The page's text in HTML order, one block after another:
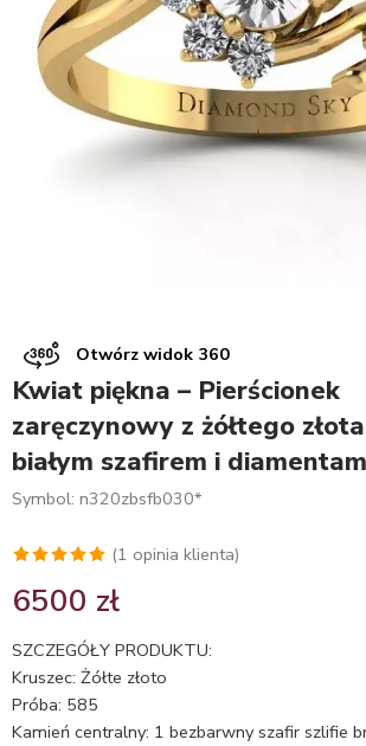
Otwórz widok 360
Kwiat piękna – Pierścionek
zaręczynowy z żółtego
białym szafirem i
Symbol: n320zbsfb030*
5.00na 5
podstawie
oceny
(1 opinia klienta)
6500 zł
SZCZEGÓŁY PRODUKTU:
Kruszec: Żółte złoto
Próba: 585
Kamień centralny: 1 bezbarwny szafir szlifie